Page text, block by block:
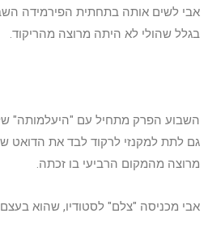
אבי לשים אותה בתחתית הפירמידה
בגלל שהולי לא היתה מרוצה מהריקוד.
השבוע הפרק מתחיל עם "היעלמותה"
גם לתת למקנזי לרקוד לבד את הדואט
מרוצה מהמקום הרביעי בו זכתה.
אבי מכניסה "צלם" לסטודיו, שהוא